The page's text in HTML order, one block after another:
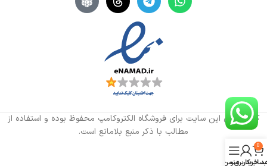
کلیه حقوق این سایت برای فروشگاه الکتروکامپ محفوظ بوده و استفاده از
مطالب با ذکر منبع بلامانع است.
0
خرید
کاربری من
منو